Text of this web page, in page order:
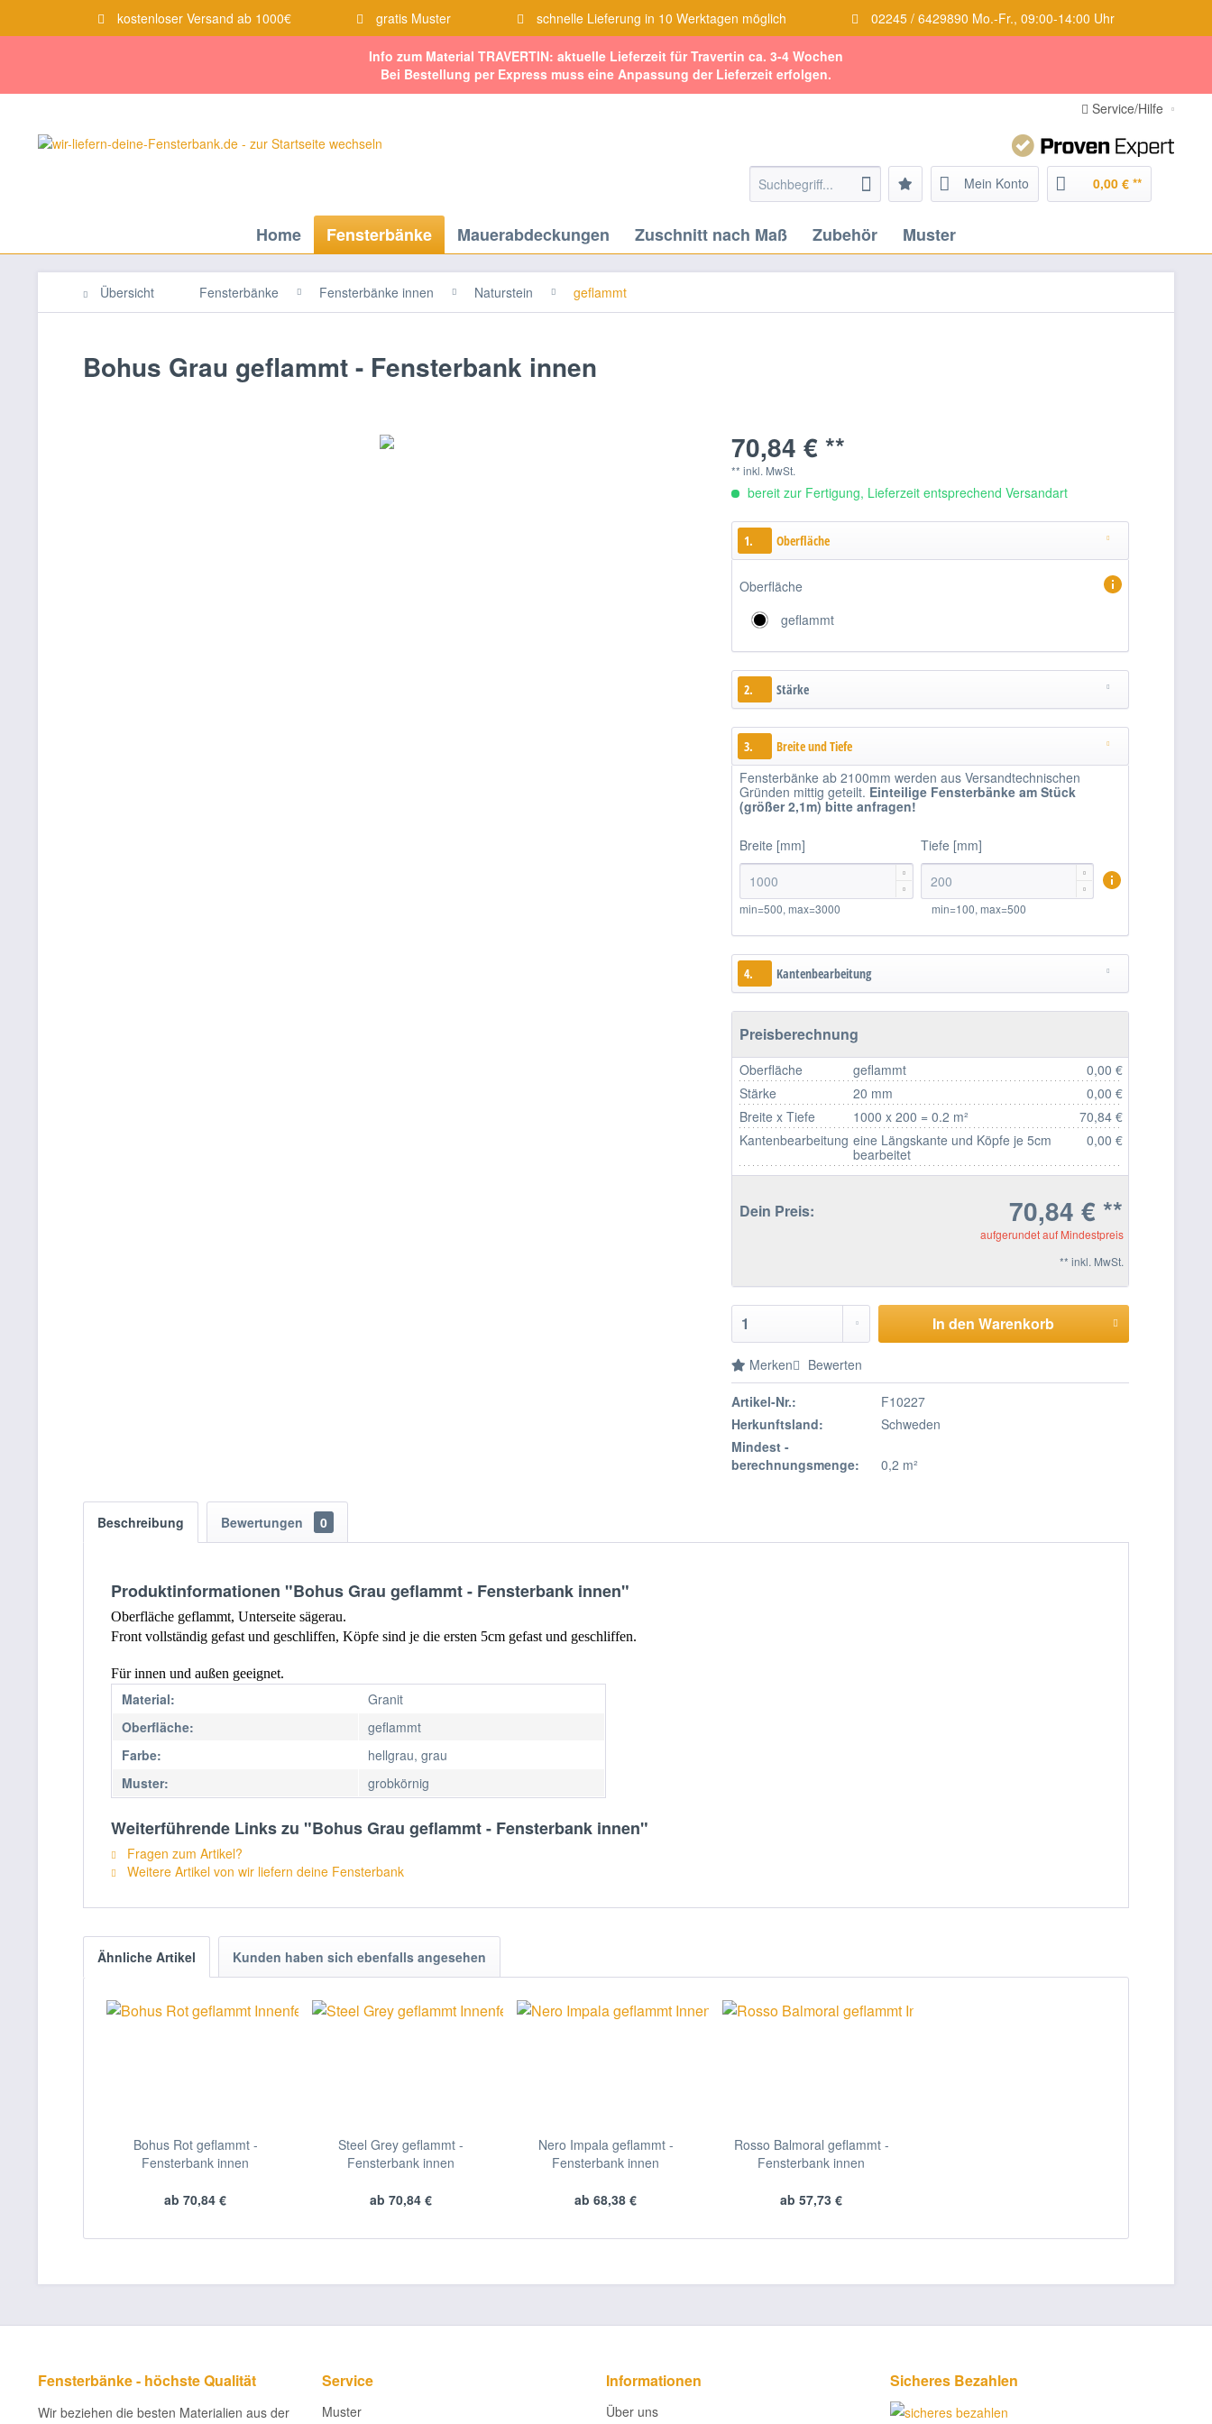
kostenloser Versand ab 1000€ gratis Muster schnelle Lieferung in 10 Werktagen möglich 02245 / 6429890 Mo.-Fr., 09:00-14:00 Uhr
Info zum Material TRAVERTIN: aktuelle Lieferzeit für Travertin ca. 3-4 Wochen
Bei Bestellung per Express muss eine Anpassung der Lieferzeit erfolgen.
Service/Hilfe
Mein Konto 0,00 € **
Home Fensterbänke Mauerabdeckungen Zuschnitt nach Maß Zubehör Muster
Übersicht Fensterbänke Fensterbänke innen Naturstein geflammt
Bohus Grau geflammt - Fensterbank innen
70,84 € **
** inkl. MwSt.
bereit zur Fertigung, Lieferzeit entsprechend Versandart
1. Oberfläche
Oberfläche
geflammt
2. Stärke
3. Breite und Tiefe
Fensterbänke ab 2100mm werden aus Versandtechnischen
Gründen mittig geteilt. Einteilige Fensterbänke am Stück
(größer 2,1m) bitte anfragen!
Breite [mm]


Tiefe [mm]


min=500, max=3000 min=100, max=500
4. Kantenbearbeitung
Preisberechnung
Oberfläche geflammt
0,00 €
Stärke
20 mm
0,00 €
Breite x Tiefe
1000 x 200 = 0.2 m²
70,84 €
Kantenbearbeitung eine Längskante und Köpfe je 5cm
bearbeitet
0,00 €
Dein Preis: 70,84 € **
aufgerundet auf Mindestpreis
** inkl. MwSt.
In den Warenkorb
Merken Bewerten
Artikel-Nr.:
F10227
Herkunftsland:
Schweden
Mindest -
berechnungsmenge:
0,2 m²
Beschreibung Bewertungen 0
Produktinformationen "Bohus Grau geflammt - Fensterbank innen"
Oberfläche geflammt, Unterseite sägerau.
Front vollständig gefast und geschliffen, Köpfe sind je die ersten 5cm gefast und geschliffen.
Für innen und außen geeignet.
Material:
Granit
Oberfläche:
geflammt
Farbe:
hellgrau, grau
Muster:
grobkörnig
Weiterführende Links zu "Bohus Grau geflammt - Fensterbank innen"
Fragen zum Artikel?
Weitere Artikel von wir liefern deine Fensterbank
Ähnliche Artikel Kunden haben sich ebenfalls angesehen
Bohus Rot geflammt -
Fensterbank innen
ab 70,84 €
Steel Grey geflammt -
Fensterbank innen
ab 70,84 €
Nero Impala geflammt -
Fensterbank innen
ab 68,38 €
Rosso Balmoral geflammt -
Fensterbank innen
ab 57,73 €
Fensterbänke - höchste Qualität
Wir beziehen die besten Materialien aus der
Service
Muster
Informationen
Über uns
Sicheres Bezahlen